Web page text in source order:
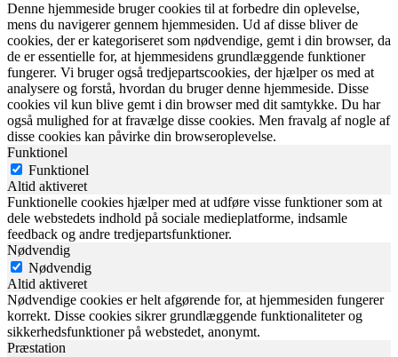
Denne hjemmeside bruger cookies til at forbedre din oplevelse,
mens du navigerer gennem hjemmesiden. Ud af disse bliver de
cookies, der er kategoriseret som nødvendige, gemt i din browser, da
de er essentielle for, at hjemmesidens grundlæggende funktioner
fungerer. Vi bruger også tredjepartscookies, der hjælper os med at
analysere og forstå, hvordan du bruger denne hjemmeside. Disse
cookies vil kun blive gemt i din browser med dit samtykke. Du har
også mulighed for at fravælge disse cookies. Men fravalg af nogle af
disse cookies kan påvirke din browseroplevelse.
Funktionel
Funktionel
Altid aktiveret
Funktionelle cookies hjælper med at udføre visse funktioner som at
dele webstedets indhold på sociale medieplatforme, indsamle
feedback og andre tredjepartsfunktioner.
Nødvendig
Nødvendig
Altid aktiveret
Nødvendige cookies er helt afgørende for, at hjemmesiden fungerer
korrekt. Disse cookies sikrer grundlæggende funktionaliteter og
sikkerhedsfunktioner på webstedet, anonymt.
Præstation